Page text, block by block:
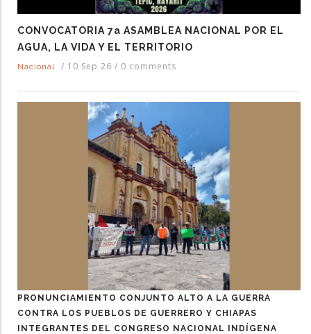
CONVOCATORIA 7a ASAMBLEA NACIONAL POR EL
AGUA, LA VIDA Y EL TERRITORIO
Nacional / 10 Sep 26 / 0 comments
PRONUNCIAMIENTO CONJUNTO ALTO A LA GUERRA
CONTRA LOS PUEBLOS DE GUERRERO Y CHIAPAS
INTEGRANTES DEL CONGRESO NACIONAL INDÍGENA